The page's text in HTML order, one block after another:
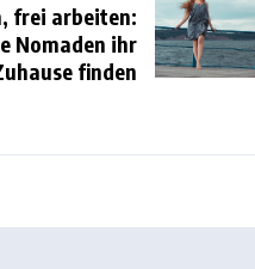
frei arbeiten:
Nomaden ihr
finden